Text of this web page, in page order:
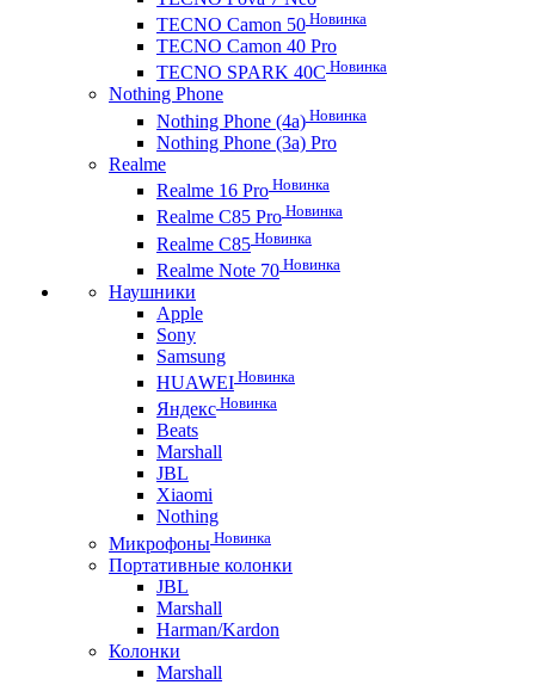
TECNO Camon 50 Новинка
TECNO Camon 40 Pro
TECNO SPARK 40C Новинка
Nothing Phone
Nothing Phone (4a) Новинка
Nothing Phone (3a) Pro
Realme
Realme 16 Pro Новинка
Realme C85 Pro Новинка
Realme C85 Новинка
Realme Note 70 Новинка
Наушники
Apple
Sony
Samsung
HUAWEI Новинка
Яндекс Новинка
Beats
Marshall
JBL
Xiaomi
Nothing
Микрофоны Новинка
Портативные колонки
JBL
Marshall
Harman/Kardon
Колонки
Marshall